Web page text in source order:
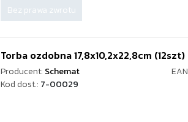
Bez prawa zwrotu
Torba ozdobna 17,8x10,2x22,8cm (12szt)
Producent: Schemat
Kod dost.: 7-00029